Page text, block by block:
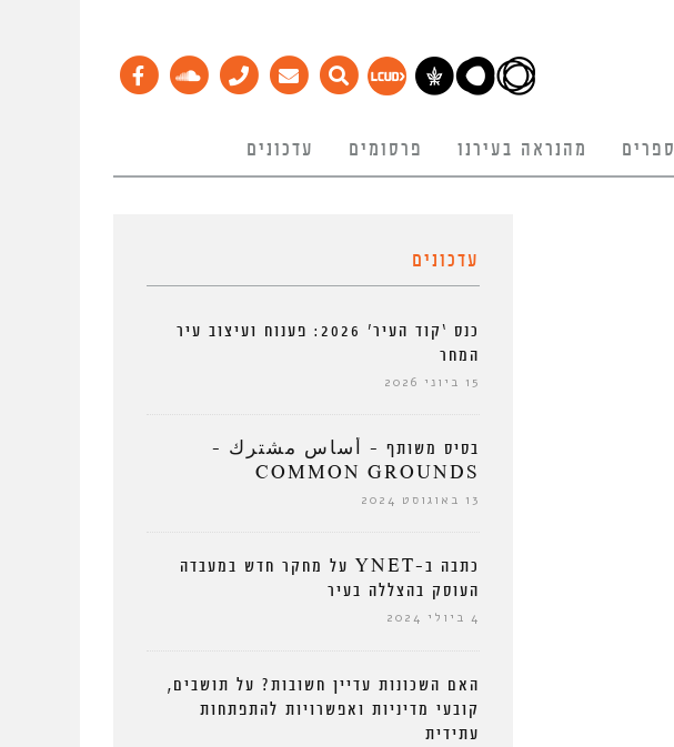
ספרים מהנראה בעירנו פרסומים עדכונים
עדכונים
כנס ‘קוד העיר’ 2026: פענוח ועיצוב עיר
המחר
15 ביוני 2026
בסיס משותף – أساس مشترك –
COMMON GROUNDS
13 באוגוסט 2024
כתבה ב-YNET על מחקר חדש במעבדה
העוסק בהצללה בעיר
4 ביולי 2024
האם השכונות עדיין חשובות? על תושבים,
קובעי מדיניות ואפשרויות להתפתחות
עתידית